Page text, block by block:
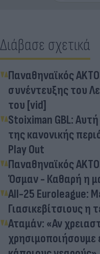
Διάβασε σχετικά
Παναθηναϊκός
συνέντευξης του
του [vid]
Stoiximan GBL:
της κανονικής
Play Out
Παναθηναϊκός
Όσμαν - Καθαρή η
Αll-25 Euroleague:
Γιασικεβίτσιους η
Αταμάν: «Αν